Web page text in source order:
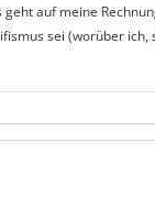
geht auf meine
sei (worüber